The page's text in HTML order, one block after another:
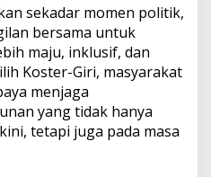
sekadar momen politik,
bersama untuk
maju, inklusif, dan
Koster-Giri, masyarakat
menjaga
yang tidak hanya
tetapi juga pada masa